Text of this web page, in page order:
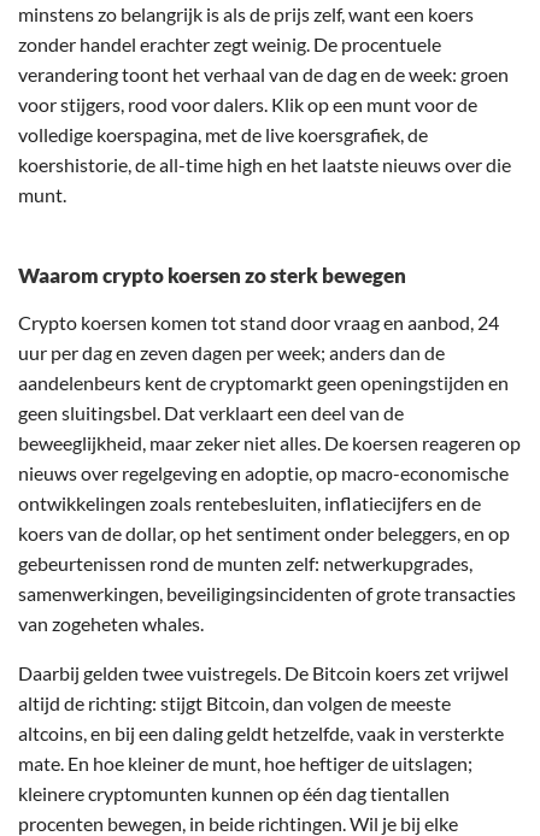
minstens zo belangrijk is als de prijs zelf, want een koers
zonder handel erachter zegt weinig. De procentuele
verandering toont het verhaal van de dag en de week: groen
voor stijgers, rood voor dalers. Klik op een munt voor de
volledige koerspagina, met de live koersgrafiek, de
koershistorie, de all-time high en het laatste nieuws over die
munt.
Waarom crypto koersen zo sterk bewegen
Crypto koersen komen tot stand door vraag en aanbod, 24
uur per dag en zeven dagen per week; anders dan de
aandelenbeurs kent de cryptomarkt geen openingstijden en
geen sluitingsbel. Dat verklaart een deel van de
beweeglijkheid, maar zeker niet alles. De koersen reageren op
nieuws over regelgeving en adoptie, op macro-economische
ontwikkelingen zoals rentebesluiten, inflatiecijfers en de
koers van de dollar, op het sentiment onder beleggers, en op
gebeurtenissen rond de munten zelf: netwerkupgrades,
samenwerkingen, beveiligingsincidenten of grote transacties
van zogeheten whales.
Daarbij gelden twee vuistregels. De Bitcoin koers zet vrijwel
altijd de richting: stijgt Bitcoin, dan volgen de meeste
altcoins, en bij een daling geldt hetzelfde, vaak in versterkte
mate. En hoe kleiner de munt, hoe heftiger de uitslagen;
kleinere cryptomunten kunnen op één dag tientallen
procenten bewegen, in beide richtingen. Wil je bij elke